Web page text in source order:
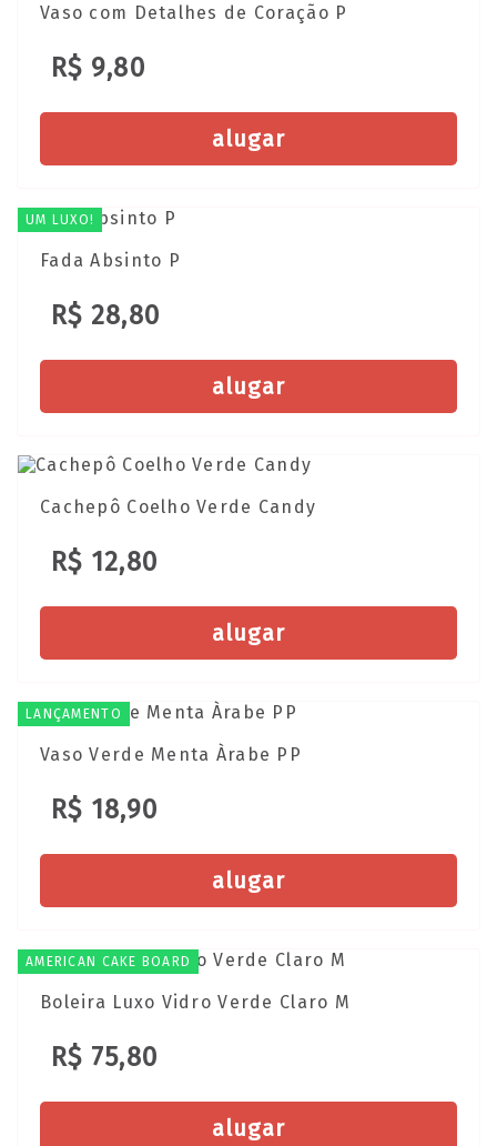
Vaso com Detalhes de Coração P
R$ 9,80
alugar
UM LUXO!
Fada Absinto P
R$ 28,80
alugar
Cachepô Coelho Verde Candy
R$ 12,80
alugar
LANÇAMENTO
Vaso Verde Menta Àrabe PP
R$ 18,90
alugar
AMERICAN CAKE BOARD
Boleira Luxo Vidro Verde Claro M
R$ 75,80
alugar